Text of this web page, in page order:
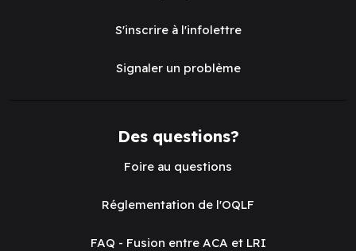
S'inscrire à l'infolettre
Signaler un problème
Des questions?
Foire au questions
Réglementation de l'OQLF
FAQ - Fusion entre ACA et LRI